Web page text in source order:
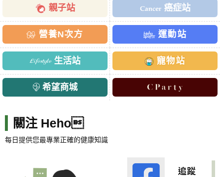
親子站 癌症站
營養N次方 運動站
生活站 寵物站
希望商城
關注 Heho
每日提供您最專業正確的健康知識